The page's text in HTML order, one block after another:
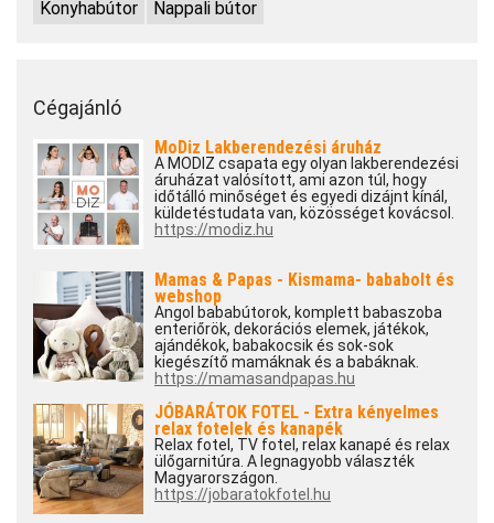
Konyhabútor
Nappali bútor
Cégajánló
MoDiz Lakberendezési áruház
A MODIZ csapata egy olyan lakberendezési
áruházat valósított, ami azon túl, hogy
időtálló minőséget és egyedi dizájnt kínál,
küldetéstudata van, közösséget kovácsol.
https://modiz.hu
Mamas & Papas - Kismama- bababolt és
webshop
Angol bababútorok, komplett babaszoba
enteriőrök, dekorációs elemek, játékok,
ajándékok, babakocsik és sok-sok
kiegészítő mamáknak és a babáknak.
https://mamasandpapas.hu
JÓBARÁTOK FOTEL - Extra kényelmes
relax fotelek és kanapék
Relax fotel, TV fotel, relax kanapé és relax
ülőgarnitúra. A legnagyobb választék
Magyarországon.
https://jobaratokfotel.hu